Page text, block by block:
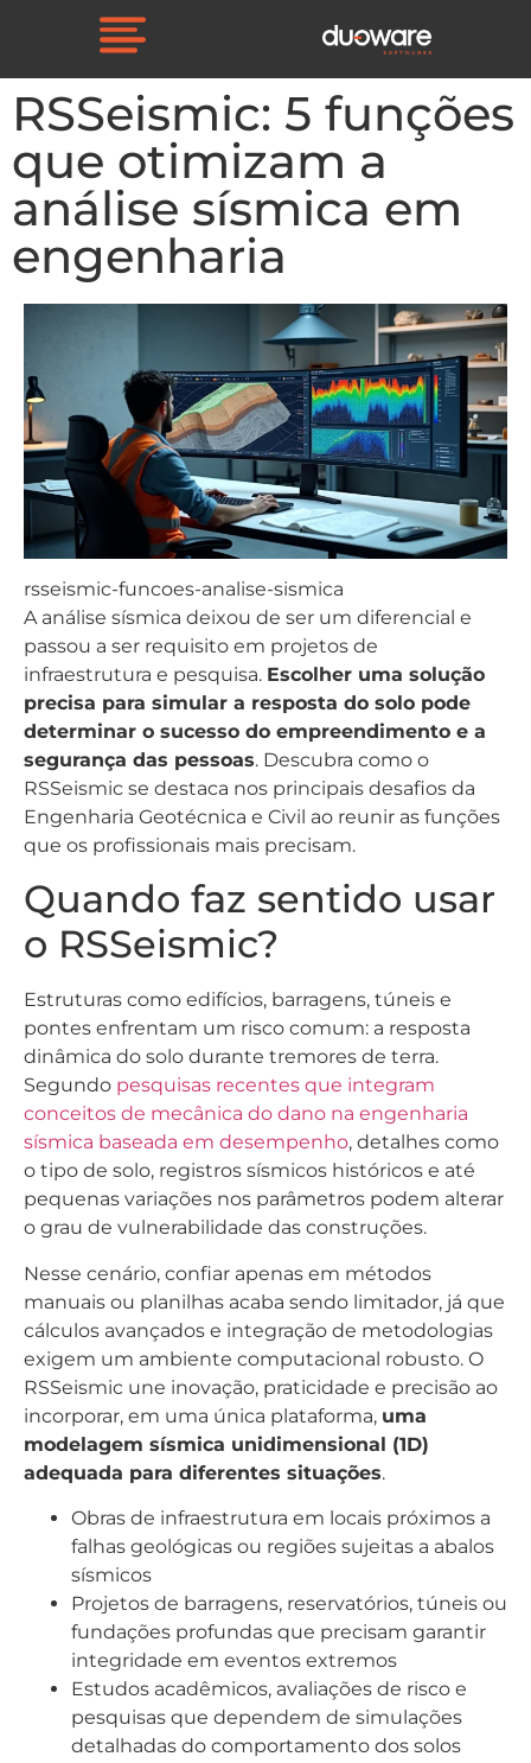
RSSeismic: 5 funções
que otimizam a
análise sísmica em
engenharia
rsseismic-funcoes-analise-sismica
A análise sísmica deixou de ser um diferencial e
passou a ser requisito em projetos de
infraestrutura e pesquisa. Escolher uma solução
precisa para simular a resposta do solo pode
determinar o sucesso do empreendimento e a
segurança das pessoas. Descubra como o
RSSeismic se destaca nos principais desafios da
Engenharia Geotécnica e Civil ao reunir as funções
que os profissionais mais precisam.
Quando faz sentido usar
o RSSeismic?
Estruturas como edifícios, barragens, túneis e
pontes enfrentam um risco comum: a resposta
dinâmica do solo durante tremores de terra.
Segundo pesquisas recentes que integram
conceitos de mecânica do dano na engenharia
sísmica baseada em desempenho, detalhes como
o tipo de solo, registros sísmicos históricos e até
pequenas variações nos parâmetros podem alterar
o grau de vulnerabilidade das construções.
Nesse cenário, confiar apenas em métodos
manuais ou planilhas acaba sendo limitador, já que
cálculos avançados e integração de metodologias
exigem um ambiente computacional robusto. O
RSSeismic une inovação, praticidade e precisão ao
incorporar, em uma única plataforma, uma
modelagem sísmica unidimensional (1D)
adequada para diferentes situações.
Obras de infraestrutura em locais próximos a
falhas geológicas ou regiões sujeitas a abalos
sísmicos
Projetos de barragens, reservatórios, túneis ou
fundações profundas que precisam garantir
integridade em eventos extremos
Estudos acadêmicos, avaliações de risco e
pesquisas que dependem de simulações
detalhadas do comportamento dos solos